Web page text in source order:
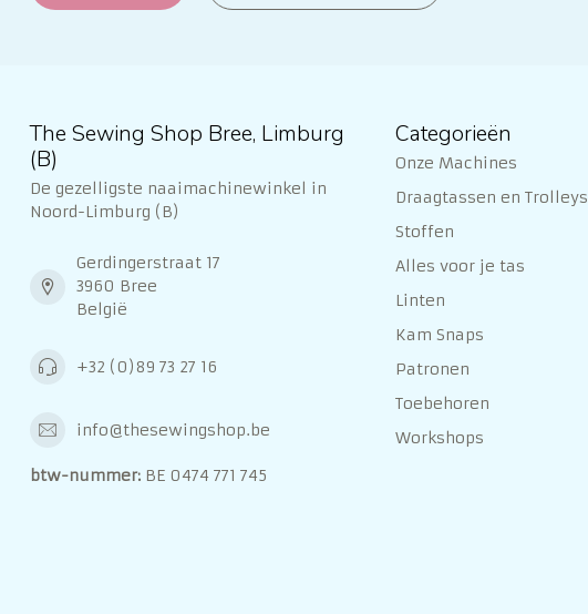
The Sewing Shop Bree, Limburg
(B)
De gezelligste naaimachinewinkel in
Noord-Limburg (B)
Gerdingerstraat 17
3960 Bree
België
+32 (0)89 73 27 16
info@thesewingshop.be
btw-nummer: BE 0474 771 745
Categorieën
Onze Machines
Draagtassen en Trolleys
Stoffen
Alles voor je tas
Linten
Kam Snaps
Patronen
Toebehoren
Workshops